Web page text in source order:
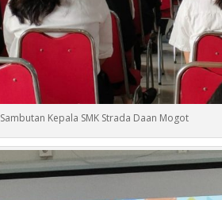
Sambutan Kepala SMK Strada Daan Mogot